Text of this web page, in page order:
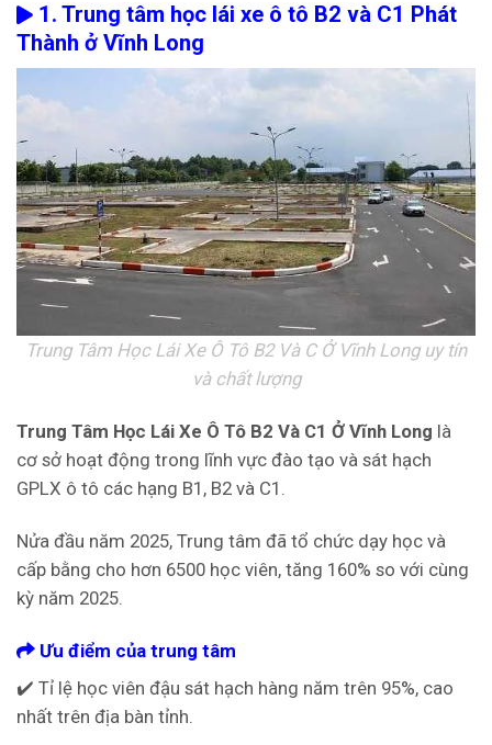
1. Trung tâm học lái xe ô tô B2 và C1 Phát
Thành ở Vĩnh Long
Trung Tâm Học Lái Xe Ô Tô B2 Và C Ở Vĩnh Long uy tín
và chất lượng
Trung Tâm Học Lái Xe Ô Tô B2 Và C1 Ở Vĩnh Long là
cơ sở hoạt động trong lĩnh vực đào tạo và sát hạch
GPLX ô tô các hạng B1, B2 và C1.
Nửa đầu năm 2025, Trung tâm đã tổ chức dạy học và
cấp bằng cho hơn 6500 học viên, tăng 160% so với cùng
kỳ năm 2025.
Ưu điểm của trung tâm
✔️ Tỉ lệ học viên đậu sát hạch hàng năm trên 95%, cao
nhất trên địa bàn tỉnh.